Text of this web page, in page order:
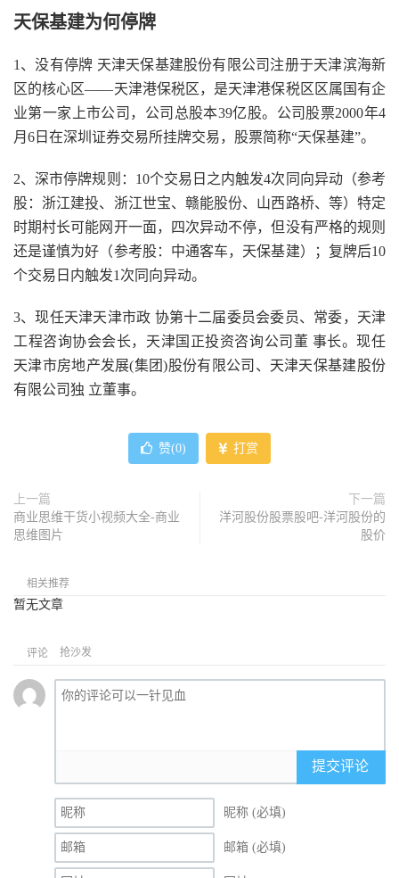
天保基建为何停牌
1、没有停牌 天津天保基建股份有限公司注册于天津滨海新
区的核心区——天津港保税区，是天津港保税区区属国有企
业第一家上市公司，公司总股本39亿股。公司股票2000年4
月6日在深圳证券交易所挂牌交易，股票简称“天保基建”。
2、深市停牌规则：10个交易日之内触发4次同向异动（参考
股：浙江建投、浙江世宝、赣能股份、山西路桥、等）特定
时期村长可能网开一面，四次异动不停，但没有严格的规则
还是谨慎为好（参考股：中通客车，天保基建）；复牌后10
个交易日内触发1次同向异动。
3、现任天津天津市政 协第十二届委员会委员、常委，天津
工程咨询协会会长，天津国正投资咨询公司董 事长。现任
天津市房地产发展(集团)股份有限公司、天津天保基建股份
有限公司独 立董事。
赞(0) 打赏
上一篇
商业思维干货小视频大全-商业
思维图片
下一篇
洋河股份股票股吧-洋河股份的
股价
相关推荐
暂无文章
评论 抢沙发
提交评论
昵称 (必填)
邮箱 (必填)